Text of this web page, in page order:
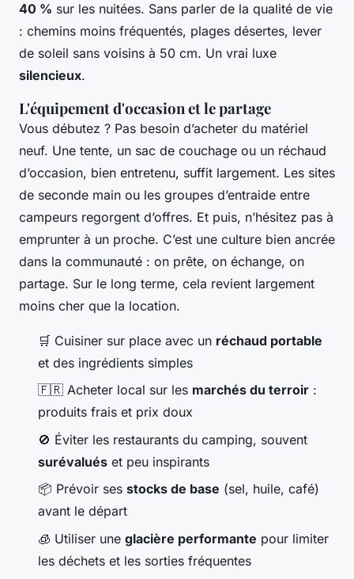
40 % sur les nuitées. Sans parler de la qualité de vie
: chemins moins fréquentés, plages désertes, lever
de soleil sans voisins à 50 cm. Un vrai luxe
silencieux.
L'équipement d'occasion et le partage
Vous débutez ? Pas besoin d’acheter du matériel
neuf. Une tente, un sac de couchage ou un réchaud
d’occasion, bien entretenu, suffit largement. Les sites
de seconde main ou les groupes d’entraide entre
campeurs regorgent d’offres. Et puis, n’hésitez pas à
emprunter à un proche. C’est une culture bien ancrée
dans la communauté : on prête, on échange, on
partage. Sur le long terme, cela revient largement
moins cher que la location.
🛒 Cuisiner sur place avec un réchaud portable
et des ingrédients simples
🇫🇷 Acheter local sur les marchés du terroir :
produits frais et prix doux
🚫 Éviter les restaurants du camping, souvent
surévalués et peu inspirants
📦 Prévoir ses stocks de base (sel, huile, café)
avant le départ
🧊 Utiliser une glacière performante pour limiter
les déchets et les sorties fréquentes